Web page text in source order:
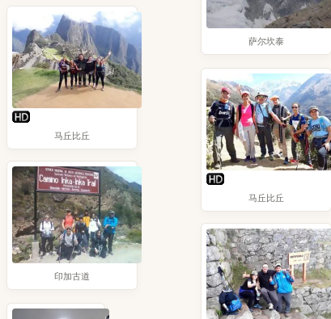
萨尔坎泰
马丘比丘
马丘比丘
印加古道